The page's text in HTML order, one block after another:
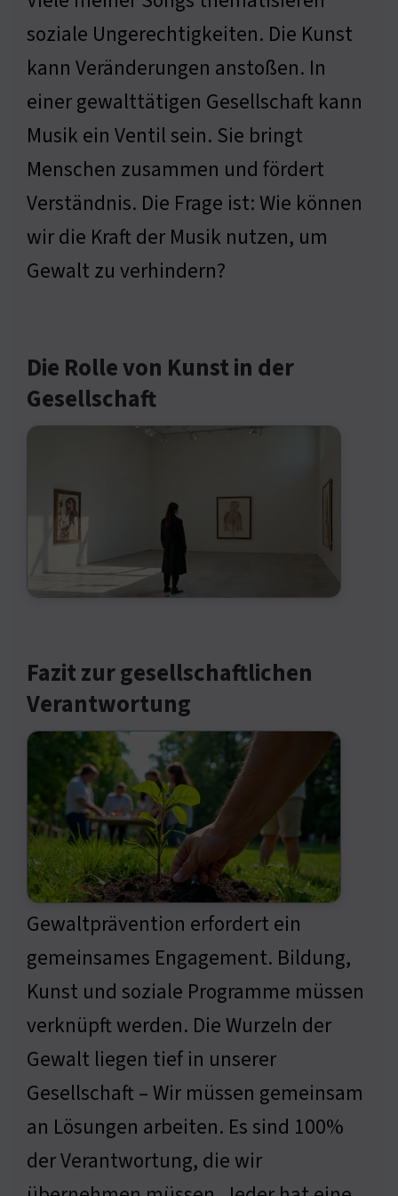
soziale Ungerechtigkeiten. Die Kunst
kann Veränderungen anstoßen. In
einer gewalttätigen Gesellschaft kann
Musik ein Ventil sein. Sie bringt
Menschen zusammen und fördert
Verständnis. Die Frage ist: Wie können
wir die Kraft der Musik nutzen, um
Gewalt zu verhindern?
Die Rolle von Kunst in der
Gesellschaft
Fazit zur gesellschaftlichen
Verantwortung
Gewaltprävention erfordert ein
gemeinsames Engagement. Bildung,
Kunst und soziale Programme müssen
verknüpft werden. Die Wurzeln der
Gewalt liegen tief in unserer
Gesellschaft – Wir müssen gemeinsam
an Lösungen arbeiten. Es sind 100%
der Verantwortung, die wir